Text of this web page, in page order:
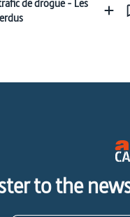
to the